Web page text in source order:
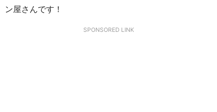
ン屋さんです！
SPONSORED LINK